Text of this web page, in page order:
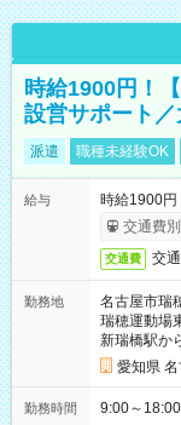
時給1900円！
設営サポート
派遣 職種未経験OK
給与
時給1900円
交通費
交通費 交
勤務地
名古屋市瑞
瑞穂運動場
新瑞橋駅か
愛知県
勤務時間 9:00～